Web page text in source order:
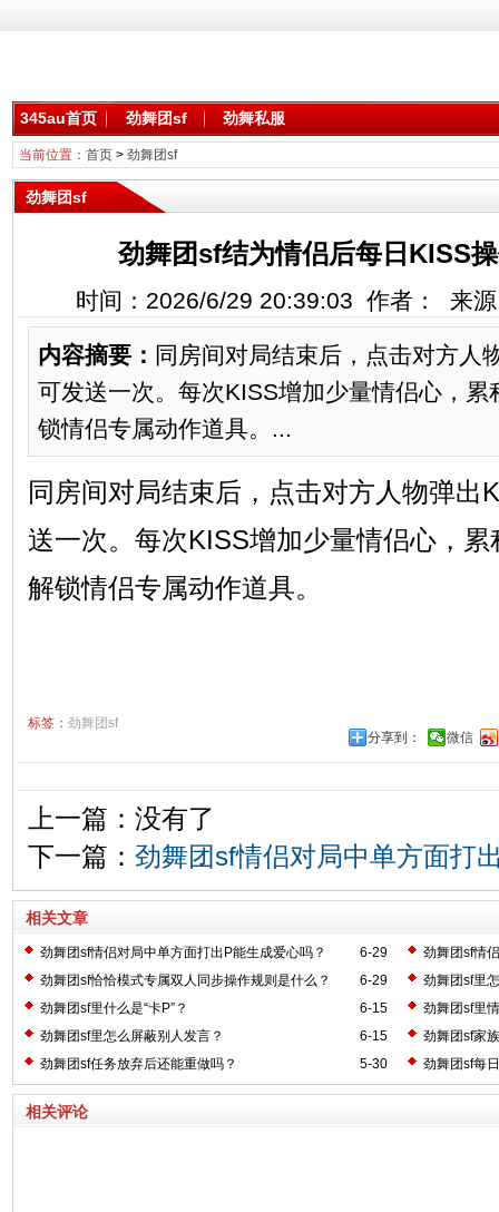
345au首页 劲舞团sf 劲舞私服
当前位置： 首页> 劲舞团sf
劲舞团sf
劲舞团sf结为情侣后每日KISS
时间：2026/6/29 20:39:03 作者： 来
内容摘要： 同房间对局结束后，点击对方人
可发送一次。每次KISS增加少量情侣心，
锁情侣专属动作道具。...
同房间对局结束后，点击对方人物弹出
送一次。每次KISS增加少量情侣心，
解锁情侣专属动作道具。
标签： 劲舞团sf
分享到：
微信
上一篇：没有了
下一篇： 劲舞团sf情侣对局中单方面打
相关文章
6-29
劲舞团sf情侣对局中单方面打出P能生成爱心吗？
劲舞团sf情
6-29
劲舞团sf恰恰模式专属双人同步操作规则是什么？
劲舞团sf里
6-15
劲舞团sf里什么是“卡P”？
劲舞团sf里
6-15
劲舞团sf里怎么屏蔽别人发言？
劲舞团sf家
5-30
劲舞团sf任务放弃后还能重做吗？ 劲舞团sf每
相关评论